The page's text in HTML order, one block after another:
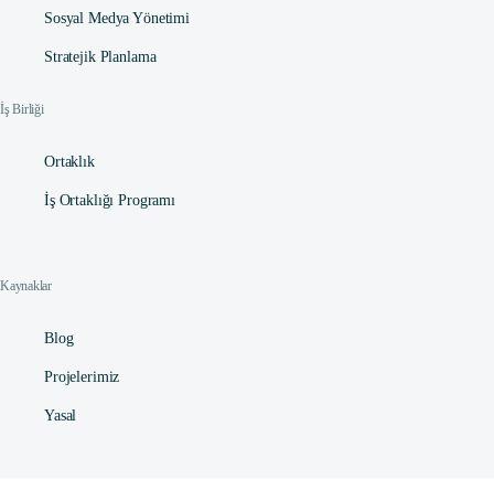
Sosyal Medya Yönetimi
Stratejik Planlama
İş Birliği
Ortaklık
İş Ortaklığı Programı
Kaynaklar
Blog
Projelerimiz
Yasal